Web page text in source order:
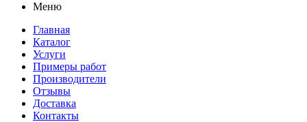
Меню
Главная
Каталог
Услуги
Примеры работ
Производители
Отзывы
Доставка
Контакты